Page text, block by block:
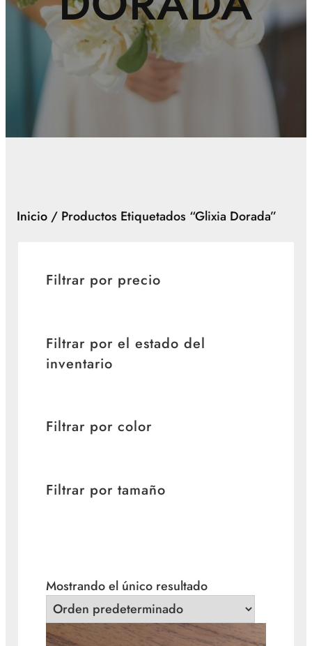
Inicio/ Productos Etiquetados “glixia Dorada”
Filtrar por precio
Filtrar por el estado del
inventario
Filtrar por color
Filtrar por tamaño
Mostrando el único resultado